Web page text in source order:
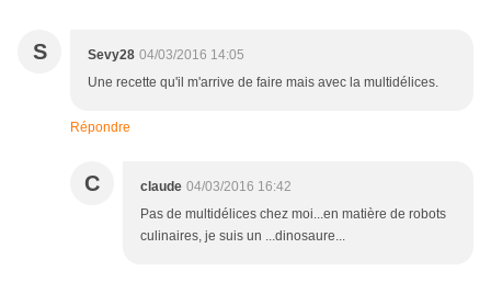
S Sevy28 04/03/2016 14:05
Une recette qu'il m'arrive de faire mais avec la multidélices.
Répondre
C claude 04/03/2016 16:42
Pas de multidélices chez moi...en matière de robots
culinaires, je suis un ...dinosaure...